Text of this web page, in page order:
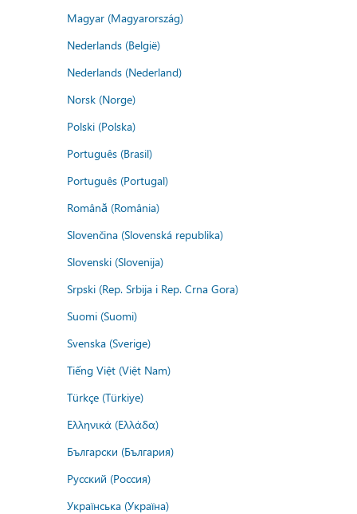
Magyar (Magyarország)
Nederlands (België)
Nederlands (Nederland)
Norsk (Norge)
Polski (Polska)
Português (Brasil)
Português (Portugal)
Română (România)
Slovenčina (Slovenská republika)
Slovenski (Slovenija)
Srpski (Rep. Srbija i Rep. Crna Gora)
Suomi (Suomi)
Svenska (Sverige)
Tiếng Việt (Việt Nam)
Türkçe (Türkiye)
Ελληνικά (Ελλάδα)
Български (България)
Русский (Россия)
Українська (Україна)